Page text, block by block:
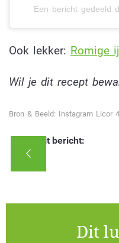
Een bericht gedeeld
Ook lekker: Romige
Wil je dit recept
Bron & Beeld: Instagram Licor
Deel dit bericht:
Dit